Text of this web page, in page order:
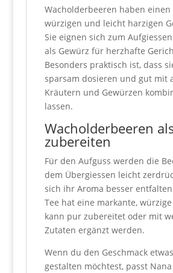
Wacholderbeeren haben
würzigen und leicht harzigen
Sie eignen sich zum
als Gewürz für herzhafte
Besonders praktisch ist, dass
sparsam dosieren und gut mit
Kräutern und Gewürzen
lassen.
Wacholderbeeren
zubereiten
Für den Aufguss werden die
dem Übergiessen leicht
sich ihr Aroma besser
Tee hat eine markante,
kann pur zubereitet oder mit
Zutaten ergänzt werden.
Wenn du den Geschmack
gestalten möchtest, passt